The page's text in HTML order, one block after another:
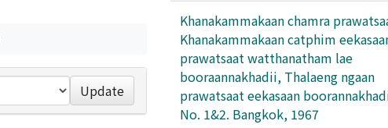
Update
Khanakammakaan chamra
Khanakammakaan catphim
prawatsaat watthanatham lae
booraannakhadii, Thalaeng ngaan
prawatsaat eekasaan
No. 1&2. Bangkok, 1967